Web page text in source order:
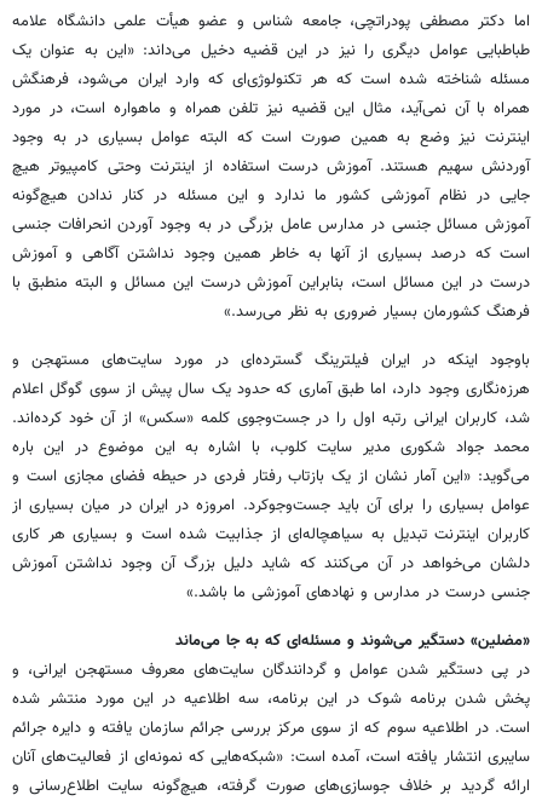
اما دکتر مصطفی پودراتچی، جامعه شناس و عضو هیأت علمی دانشگاه علامه
طباطبایی عوامل دیگری را نیز در این قضیه دخیل می‌داند: «این به عنوان یک
مسئله شناخته شده است که هر تکنولوژی‌ای که وارد ایران می‌شود، فرهنگش
همراه با آن نمی‌آید، مثال این قضیه نیز تلفن همراه و ماهواره است، در مورد
اینترنت نیز وضع به همین صورت است که البته عوامل بسیاری در به وجود
آوردنش سهیم هستند. آموزش درست استفاده از اینترنت وحتی کامپیوتر هیچ
جایی در نظام آموزشی کشور ما ندارد و این مسئله در کنار ندادن هیچ‌گونه
آموزش مسائل جنسی در مدارس عامل بزرگی در به وجود آوردن انحرافات جنسی
است که درصد بسیاری از آنها به خاطر همین وجود نداشتن آگاهی و آموزش
درست در این مسائل است، بنابراین آموزش درست این مسائل و البته منطبق با
فرهنگ کشورمان بسیار ضروری به نظر می‌رسد.»
باوجود اینکه در ایران فیلترینگ گسترده‌ای در مورد سایت‌های مستهجن و
هرزه‌‌نگاری وجود دارد، اما طبق آماری که حدود یک سال پیش از سوی گوگل اعلام
شد، کاربران ایرانی رتبه اول را در جست‌وجوی کلمه «سکس» از آن خود کرده‌اند.
محمد جواد شکوری مدیر سایت کلوب، با اشاره به این موضوع در این باره
می‌گوید: «این آمار نشان از یک بازتاب رفتار فردی در حیطه فضای مجازی است و
عوامل بسیاری را برای آن باید جست‌وجوکرد. امروزه در ایران در میان بسیاری از
کاربران اینترنت تبدیل به سیاهچاله‌ای از جذابیت شده است و بسیاری هر کاری
دلشان می‌خواهد در آن می‌کنند که شاید دلیل بزرگ آن وجود نداشتن آموزش
جنسی درست در مدارس و نهادهای آموزشی ما باشد.»
«مضلین» دستگیر می‌شوند و مسئله‌ای که به جا می‌ماند
در پی دستگیر شدن عوامل و گردانندگان سایت‌های معروف مستهجن ایرانی، و
پخش شدن برنامه شوک در این برنامه، سه اطلاعیه در این مورد منتشر شده
است. در اطلاعیه سوم که از سوی مرکز بررسی جرائم سازمان یافته و دایره جرائم
سایبری انتشار یافته است، آمده است: «شبکه‌هایی که نمونه‌ای از فعالیت‌های آنان
ارائه گردید بر خلاف جو‌سازی‌های صورت گرفته، هیچ‌گونه سایت اطلاع‌رسانی و